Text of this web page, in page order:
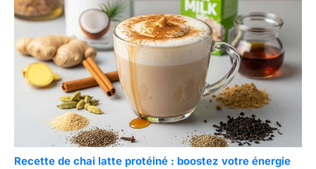
Recette de chai latte protéiné : boostez votre énergie